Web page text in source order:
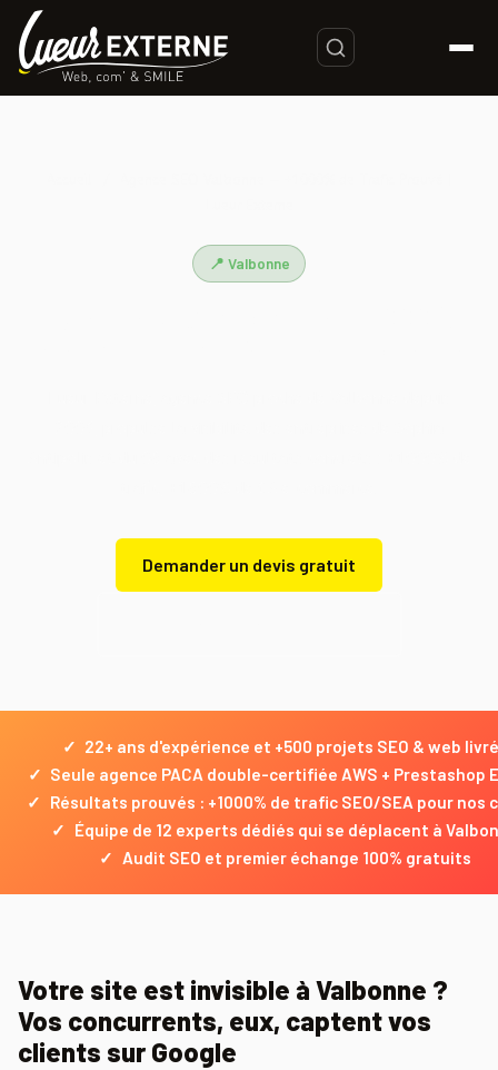
📍 Valbonne
Demander un devis gratuit
✓ 22+ ans d'expérience et +500 projets SEO & web
✓ Seule agence PACA double-certifiée AWS + Prestashop
✓
Résultats prouvés : +1000% de trafic SEO/SEA pour nos
✓
Équipe de 12 experts dédiés qui se déplacent à
✓ Audit SEO et premier échange 100% gratuits
Votre site est invisible à Valbonne ?
Vos concurrents, eux, captent vos
clients sur Google